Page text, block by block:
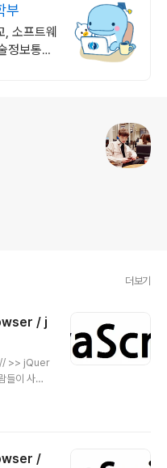
부
소프트웨
정보통신
더보기
/ j
// >> jQuer
들이 사용
적은 코
면 라이브/